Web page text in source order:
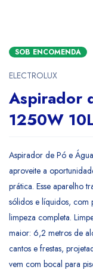
SOB ENCOMENDA
ELECTROLUX
Aspirador
1250W
Aspirador de Pó e
aproveite a
prática. Esse aparelho
sólidos e líquidos, com
limpeza completa.
maior: 6,2 metros de
cantos e frestas,
vem com bocal para